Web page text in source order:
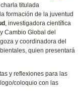
titulada
formación de la juventud
, investigadora científica
Cambio Global del
y coordinadora del
quien presentará
y reflexiones para las
coloquio con las